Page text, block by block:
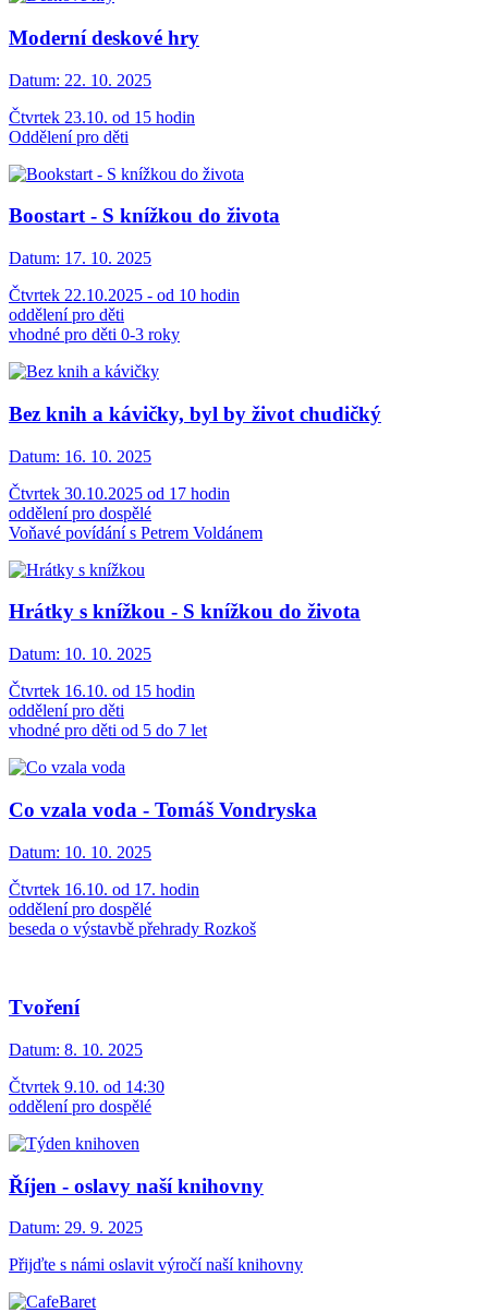
Moderní deskové hry
Datum: 22. 10. 2025
Čtvrtek 23.10. od 15 hodin
Oddělení pro děti
Boostart - S knížkou do života
Datum: 17. 10. 2025
Čtvrtek 22.10.2025 - od 10 hodin
oddělení pro děti
vhodné pro děti 0-3 roky
Bez knih a kávičky, byl by život chudičký
Datum: 16. 10. 2025
Čtvrtek 30.10.2025 od 17 hodin
oddělení pro dospělé
Voňavé povídání s Petrem Voldánem
Hrátky s knížkou - S knížkou do života
Datum: 10. 10. 2025
Čtvrtek 16.10. od 15 hodin
oddělení pro děti
vhodné pro děti od 5 do 7 let
Co vzala voda - Tomáš Vondryska
Datum: 10. 10. 2025
Čtvrtek 16.10. od 17. hodin
oddělení pro dospělé
beseda o výstavbě přehrady Rozkoš
Tvoření
Datum: 8. 10. 2025
Čtvrtek 9.10. od 14:30
oddělení pro dospělé
Říjen - oslavy naší knihovny
Datum: 29. 9. 2025
Přijďte s námi oslavit výročí naší knihovny